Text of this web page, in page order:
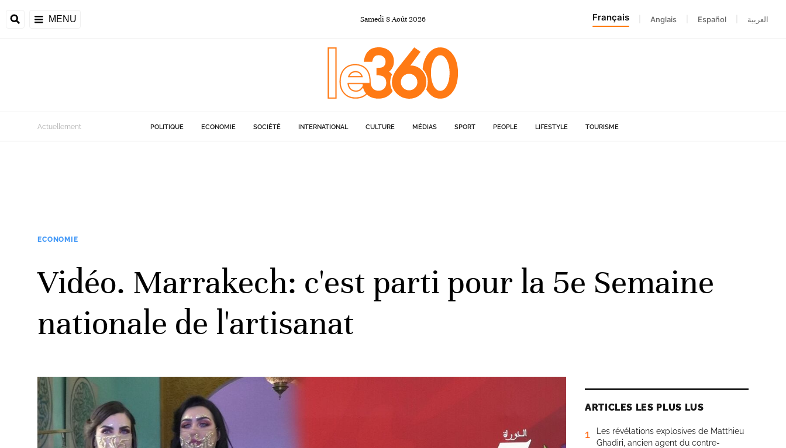
MENU Samedi 8Août2026 Français Anglais Español العربية
Actuellement POLITIQUE ECONOMIE SOCIÉTÉ INTERNATIONAL CULTURE MÉDIAS SPORT PEOPLE LIFESTYLE TOURISME
ECONOMIE
Vidéo. Marrakech: c'est parti pour la 5e Semaine
nationale de l'artisanat
ARTICLES LES PLUS LUS
1
Les révélations explosives de Matthieu
Ghadiri, ancien agent du contre-